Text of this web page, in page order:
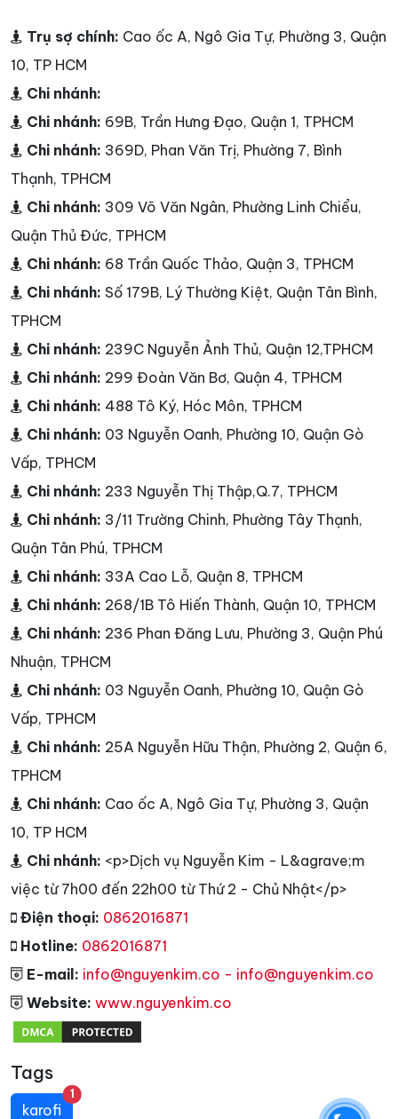
Trụ sợ chính: Cao ốc A, Ngô Gia Tự, Phường 3, Quận
10, TP HCM
Chi nhánh:
Chi nhánh: 69B, Trần Hưng Đạo, Quận 1, TPHCM
Chi nhánh: 369D, Phan Văn Trị, Phường 7, Bình
Thạnh, TPHCM
Chi nhánh: 309 Võ Văn Ngân, Phường Linh Chiểu,
Quận Thủ Đức, TPHCM
Chi nhánh: 68 Trần Quốc Thảo, Quận 3, TPHCM
Chi nhánh: Số 179B, Lý Thường Kiệt, Quận Tân Bình,
TPHCM
Chi nhánh: 239C Nguyễn Ảnh Thủ, Quận 12,TPHCM
Chi nhánh: 299 Đoàn Văn Bơ, Quận 4, TPHCM
Chi nhánh: 488 Tô Ký, Hóc Môn, TPHCM
Chi nhánh: 03 Nguyễn Oanh, Phường 10, Quận Gò
Vấp, TPHCM
Chi nhánh: 233 Nguyễn Thị Thập,Q.7, TPHCM
Chi nhánh: 3/11 Trường Chinh, Phường Tây Thạnh,
Quận Tân Phú, TPHCM
Chi nhánh: 33A Cao Lỗ, Quận 8, TPHCM
Chi nhánh: 268/1B Tô Hiến Thành, Quận 10, TPHCM
Chi nhánh: 236 Phan Đăng Lưu, Phường 3, Quận Phú
Nhuận, TPHCM
Chi nhánh: 03 Nguyễn Oanh, Phường 10, Quận Gò
Vấp, TPHCM
Chi nhánh: 25A Nguyễn Hữu Thận, Phường 2, Quận 6,
TPHCM
Chi nhánh: Cao ốc A, Ngô Gia Tự, Phường 3, Quận
10, TP HCM
Chi nhánh: <p>Dịch vụ Nguyễn Kim - L&agrave;m
việc từ 7h00 đến 22h00 từ Thứ 2 - Chủ Nhật</p>
Điện thoại: 0862016871
Hotline: 0862016871
E-mail: info@nguyenkim.co - info@nguyenkim.co
Website: www.nguyenkim.co
Tags
karofi
1unread messages